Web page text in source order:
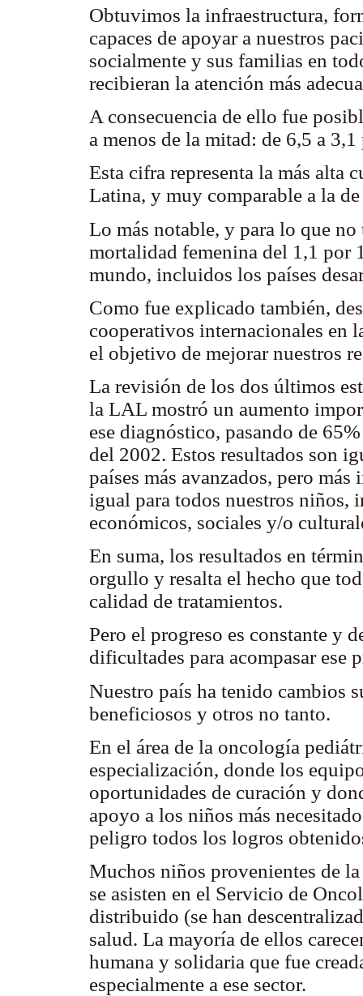
Obtuvimos la infraestructura,
capaces de apoyar a nuestros
socialmente y sus familias en
recibieran la atención más
A consecuencia de ello fue
a menos de la mitad: de 6,5 a
Esta cifra representa la más alta
Latina, y muy comparable a la
Lo más notable, y para lo que
mortalidad femenina del 1,1 por
mundo, incluidos los países
Como fue explicado también,
cooperativos internacionales en
el objetivo de mejorar nuestros
La revisión de los dos últimos
la LAL mostró un aumento
ese diagnóstico, pasando de
del 2002. Estos resultados son
países más avanzados, pero
igual para todos nuestros niños,
económicos, sociales y/o
En suma, los resultados en
orgullo y resalta el hecho que
calidad de tratamientos.
Pero el progreso es constante y
dificultades para acompasar ese
Nuestro país ha tenido cambios
beneficiosos y otros no tanto.
En el área de la oncología
especialización, donde los
oportunidades de curación y
apoyo a los niños más
peligro todos los logros
Muchos niños provenientes de
se asisten en el Servicio de
distribuido (se han
salud. La mayoría de ellos
humana y solidaria que fue
especialmente a ese sector.